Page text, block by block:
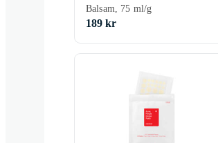
Hårbandagebalsam Leave-in
75ml
Balsam, 75 ml/g
189 kr